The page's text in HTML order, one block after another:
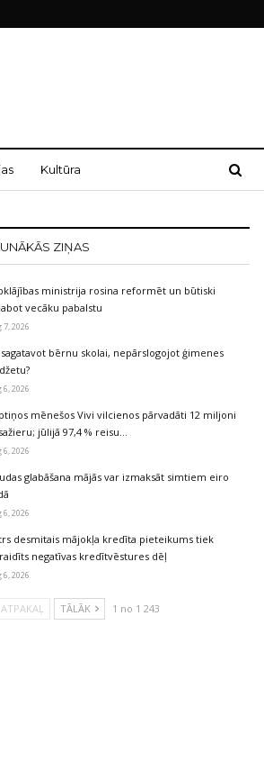
Kultūra
ZIŅAS
ministrija rosina reformēt un būtiski
vecāku pabalstu
7, 2026
sagatavot bērnu skolai, nepārslogojot ģimenes
6, 2026
mēnešos Vivi vilcienos pārvadāti 12 miljoni
jūlijā 97,4 % reisu…
6, 2026
glabāšana mājās var izmaksāt simtiem eiro
6, 2026
desmitais mājokļa kredīta pieteikums tiek
negatīvas kredītvēstures dēļ
6, 2026
ATPAKAĻ TĀLĀK 1 no 1 243